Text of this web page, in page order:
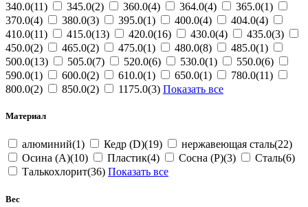
340.0(11)
345.0(2) 360.0(4) 364.0(4)
365.0(1)
370.0(4)
380.0(3) 395.0(1) 400.0(4)
404.0(4)
410.0(11)
415.0(13) 420.0(16) 430.0(4)
435.0(3)
450.0(2)
465.0(2) 475.0(1) 480.0(8)
485.0(1)
500.0(13)
505.0(7) 520.0(6) 530.0(1)
550.0(6)
590.0(1)
600.0(2) 610.0(1) 650.0(1)
780.0(11)
800.0(2)
850.0(2) 1175.0(3) Показать все
Материал
алюминий(1) Кедр (D)(19)
нержавеющая сталь(22)
Осина (A)(10)
Пластик(4) Сосна (P)(3)
Сталь(6)
Талькохлорит(36) Показать все
Вес